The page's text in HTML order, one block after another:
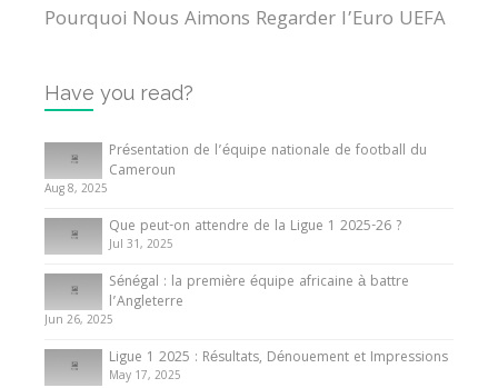
Pourquoi Nous Aimons Regarder l’Euro UEFA
Internationales
Tout ce que vous devez savoir sur la Coupe
d’Afrique des Nations
10 May 2024
Internationales
Présentation de l’équipe nationale de football
du Cameroun
8 August 2025
Have you read?
Présentation de l’équipe nationale de football du
Cameroun
Aug 8, 2025
Que peut-on attendre de la Ligue 1 2025-26 ?
Jul 31, 2025
Sénégal : la première équipe africaine à battre
l’Angleterre
Jun 26, 2025
Ligue 1 2025 : Résultats, Dénouement et Impressions
May 17, 2025